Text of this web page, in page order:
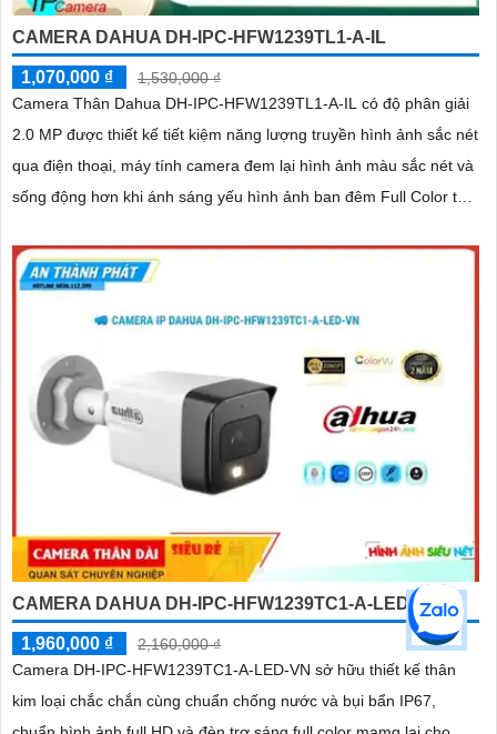
CAMERA DAHUA DH-IPC-HFW1239TL1-A-IL
1,070,000 ₫
1,530,000 ₫
Camera Thân Dahua DH-IPC-HFW1239TL1-A-IL có độ phân giải
2.0 MP được thiết kế tiết kiệm năng lượng truyền hình ảnh sắc nét
qua điện thoại, máy tính camera đem lại hình ảnh màu sắc nét và
sống động hơn khi ánh sáng yếu hình ảnh ban đêm Full Color tới
an toàn
CAMERA DAHUA DH-IPC-HFW1239TC1-A-LED-VN
1,960,000 ₫
2,160,000 ₫
Camera DH-IPC-HFW1239TC1-A-LED-VN sở hữu thiết kế thân
kim loại chắc chắn cùng chuẩn chống nước và bụi bẩn IP67,